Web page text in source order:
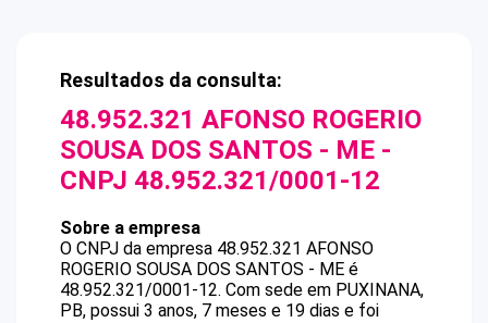
Resultados da consulta:
48.952.321 AFONSO ROGERIO
SOUSA DOS SANTOS - ME -
CNPJ 48.952.321/0001-12
Sobre a empresa
O CNPJ da empresa 48.952.321 AFONSO
ROGERIO SOUSA DOS SANTOS - ME é
48.952.321/0001-12. Com sede em PUXINANA,
PB, possui 3 anos, 7 meses e 19 dias e foi